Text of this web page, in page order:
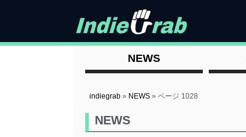
NEWS
indiegrab » NEWS »ページ 1028
NEWS